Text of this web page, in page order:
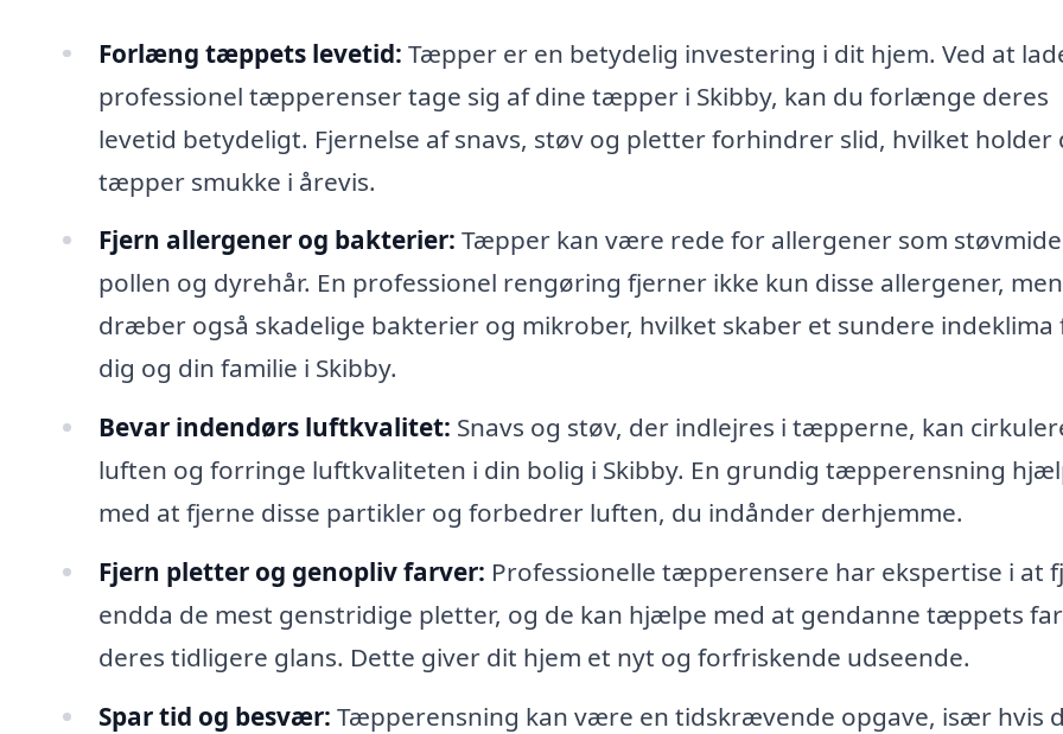
Forlæng tæppets levetid: Tæpper er en betydelig investering i dit hjem. Ved at
professionel tæpperenser tage sig af dine tæpper i Skibby, kan du forlænge deres
levetid betydeligt. Fjernelse af snavs, støv og pletter forhindrer slid, hvilket holder
tæpper smukke i årevis.
Fjern allergener og bakterier: Tæpper kan være rede for allergener som
pollen og dyrehår. En professionel rengøring fjerner ikke kun disse allergener, men
dræber også skadelige bakterier og mikrober, hvilket skaber et sundere indeklima
dig og din familie i Skibby.
Bevar indendørs luftkvalitet: Snavs og støv, der indlejres i tæpperne, kan
luften og forringe luftkvaliteten i din bolig i Skibby. En grundig tæpperensning
med at fjerne disse partikler og forbedrer luften, du indånder derhjemme.
Fjern pletter og genopliv farver: Professionelle tæpperensere har ekspertise i at
endda de mest genstridige pletter, og de kan hjælpe med at gendanne tæppets
deres tidligere glans. Dette giver dit hjem et nyt og forfriskende udseende.
Spar tid og besvær: Tæpperensning kan være en tidskrævende opgave, især hvis